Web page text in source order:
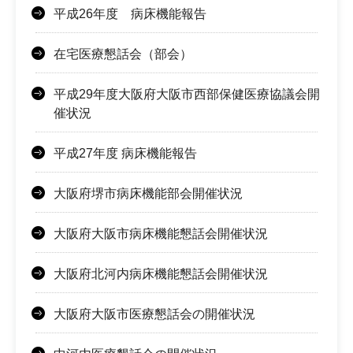
平成26年度 病床機能報告
在宅医療懇話会（部会）
平成29年度大阪府大阪市西部保健医療協議会開
催状況
平成27年度 病床機能報告
大阪府堺市病床機能部会開催状況
大阪府大阪市病床機能懇話会開催状況
大阪府北河内病床機能懇話会開催状況
大阪府大阪市医療懇話会の開催状況